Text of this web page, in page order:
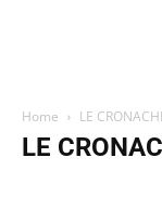
Home LE
LE